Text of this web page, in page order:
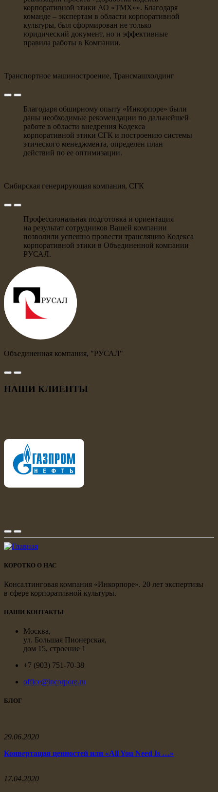
корпоративной этики АО «ТМХ»». Благодаря
команде – экспертам в области корпоративной
культуры, был сформирован не только
юридический документ, но и эффективные
правила работы в Компании.
Транспортное машиностроение, Трансмашхолдинг
Благодаря обширному опыту «Инкорпоре» были
даны необходимые рекомендации по дальнейшей
работе в области внедрения Кодекса
корпоративной этики СГК и построению системы
этического менеджмента, определен план
действий по ее оптимизации.
Сибирская генерирующая компания, СГК
Профессиональная подготовка и ориентация
на результат сотрудников Вашей компании
позволили успешно провести трансляцию Кодекса
корпоративной этики в Объединенной компании
РУСАЛ.
Объединенная компания, "РУСАЛ"
НАШИ КЛИЕНТЫ
КОРОТКО О НАС
Консалтинговая компания «Инкорпоре». 20 лет экспертизы
в сфере корпоративной культуры.
НАШИ КОНТАКТЫ
Москва,
ул. Большая Пионерская,
дом 15, строение 1
+7 (903) 751-70-38
office@incorpore.ru
БЛОГ
29.06.2020
Конвертация ценностей или «All You Need Is …»
17.04.2020